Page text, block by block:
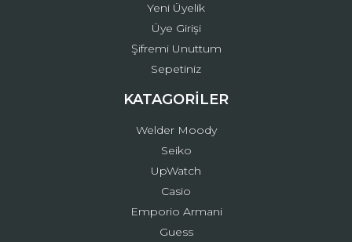
Yeni Üyelik
Üye Girişi
Şifremi Unuttum
Sepetiniz
KATAGORİLER
Welder Moody
Seiko
UpWatch
Casio
Emporio Armani
Guess